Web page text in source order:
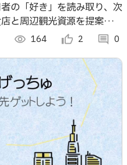
の「好き」を読み取り、次
と周辺観光資源を提案す
リです。 AIによる
の記憶
visibility 164 thumb_up_alt 2 comment 0